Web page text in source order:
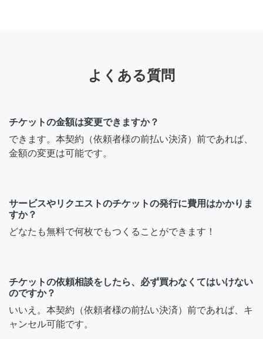
よくある質問
チケットの金額は変更できますか？
できます。本契約（依頼者様の前払い決済）前であれば、
金額の変更は可能です。
サービスやリクエストのチケットの発行に費用はかかりま
すか？
どなたも無料で何枚でもつくることができます！
チケットの依頼相談をしたら、必ず買わなくてはいけない
のですか？
いいえ。本契約（依頼者様の前払い決済）前であれば、キ
ャンセル可能です。